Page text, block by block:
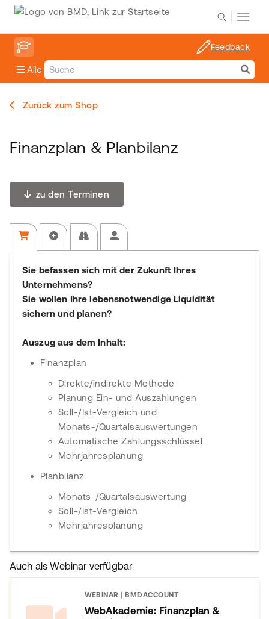
Alle
Feedback
Zurück zum Shop
Finanzplan & Planbilanz
zu den Terminen
Sie befassen sich mit der Zukunft Ihres
Unternehmens?
Sie wollen Ihre lebensnotwendige Liquidität
sichern und planen?
Auszug aus dem Inhalt:
Finanzplan
Direkte/indirekte Methode
Planung Ein- und Auszahlungen
Soll-/Ist-Vergleich und
Monats-/Quartalsauswertungen
Automatische Zahlungsschlüssel
Mehrjahresplanung
Planbilanz
Monats-/Quartalsauswertung
Soll-/Ist-Vergleich
Mehrjahresplanung
Auch als Webinar verfügbar
WEBINAR BMDACCOUNT
WebAkademie: Finanzplan &